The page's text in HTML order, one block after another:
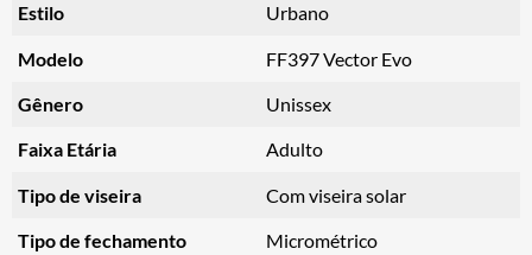
Estilo Urbano
Modelo FF397 Vector Evo
Gênero Unissex
Faixa Etária Adulto
Tipo de viseira Com viseira solar
Tipo de fechamento Micrométrico